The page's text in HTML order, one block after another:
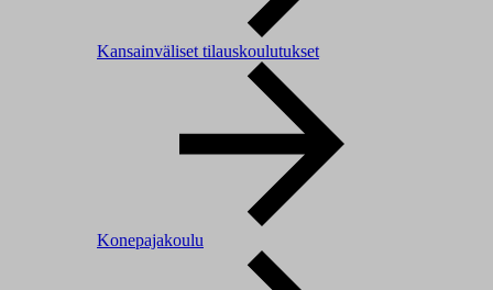
Kansainväliset tilauskoulutukset
Konepajakoulu